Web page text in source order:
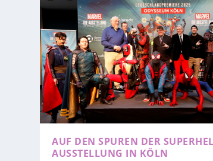
AUF DEN SPUREN DER
AUSSTELLUNG IN KÖLN